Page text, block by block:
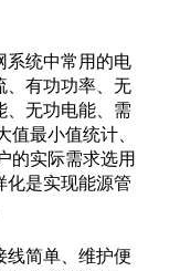
统中常用的电
、有功功率、无
、无功电能、需
最小值统计、
的实际需求选用
化是实现能源管
线简单、维护便